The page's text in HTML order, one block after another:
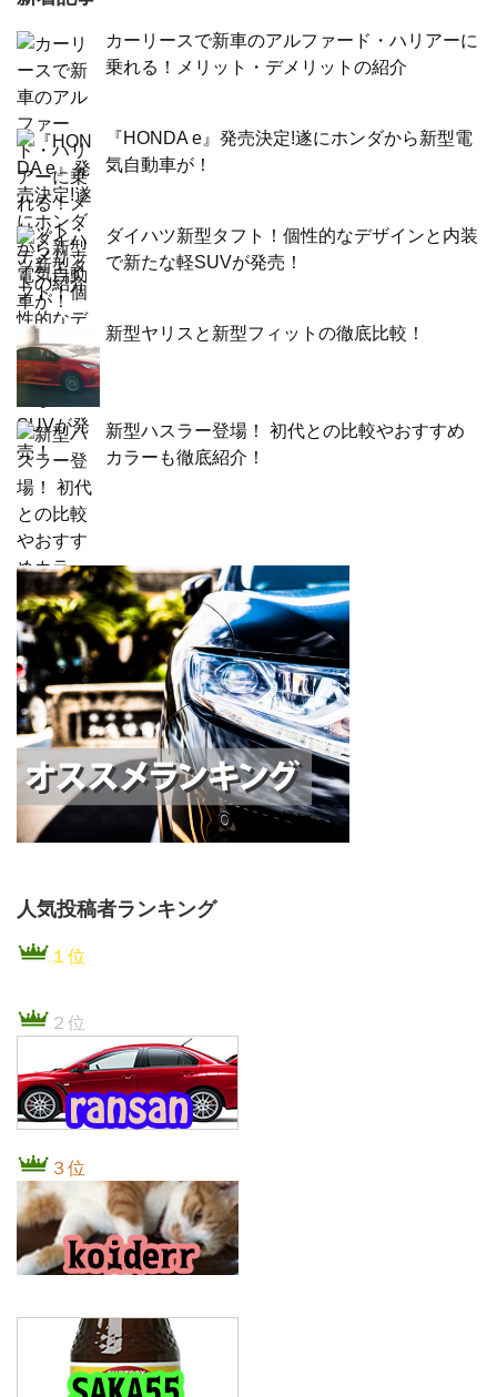
カーリースで新車のアルファード・ハリアーに
乗れる！メリット・デメリットの紹介
『HONDA e』発売決定!遂にホンダから新型電
気自動車が！
ダイハツ新型タフト！個性的なデザインと内装
で新たな軽SUVが発売！
新型ヤリスと新型フィットの徹底比較！
新型ハスラー登場！ 初代との比較やおすすめ
カラーも徹底紹介！
人気投稿者ランキング
１位
２位
３位